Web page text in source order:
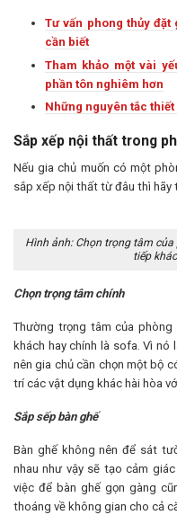
Tư vấn phong thủy
cần biết
Tham khảo một vài
phần tôn nghiêm hơn
Những nguyên tắc
Sắp xếp nội thất trong
Nếu gia chủ muốn có một
sắp xếp nội thất từ đâu thì hãy
Hình ảnh: Chọn trọng tâm
tiếp
Chọn trọng tâm chính
Thường trọng tâm của
khách hay chính là sofa. Vì
nên gia chủ cần chọn một bộ
trí các vật dụng khác hài hòa
Sắp sếp bàn ghế
Bàn ghế không nên để sát
nhau như vậy sẽ tạo cảm
việc để bàn ghế gọn gàng
thoáng về không gian cho cả